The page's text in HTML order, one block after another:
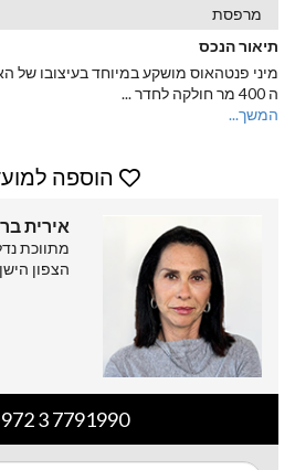
מרפסת
תיאור הנכס
מיני פנטהאוס מושקע במיוחד בעיצובו של
ה 400 מר חולקה לחדר
...
המשך...
הוספה
אירית
מתווכת
הצפון
3 7791990